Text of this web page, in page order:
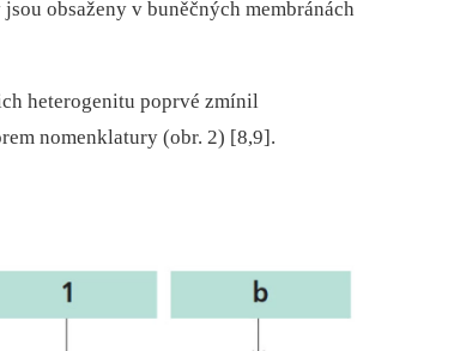
obsaženy v buněčných membránách
heterogenitu poprvé zmínil
nomenklatury (obr. 2) [8,9].